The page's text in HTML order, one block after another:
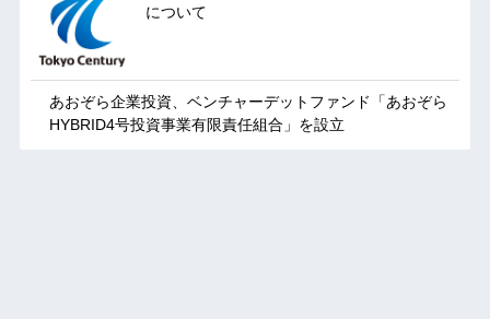
について
あおぞら企業投資、ベンチャーデットファンド「あおぞら
HYBRID4号投資事業有限責任組合」を設立